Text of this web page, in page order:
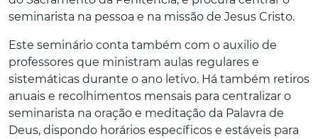
seminarista na pessoa e na missão de Jesus Cristo.
Este seminário conta também com o auxilio de
professores que ministram aulas regulares e
sistemáticas durante o ano letivo. Há também retiros
anuais e recolhimentos mensais para centralizar o
seminarista na oração e meditação da Palavra de
Deus, dispondo horários específicos e estáveis para